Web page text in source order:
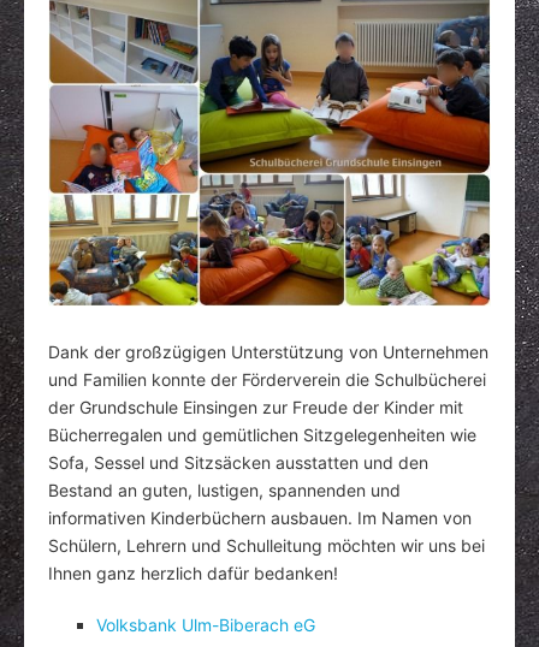
Dank der großzügigen Unterstützung von Unternehmen
und Familien konnte der Förderverein die Schulbücherei
der Grundschule Einsingen zur Freude der Kinder mit
Bücherregalen und gemütlichen Sitzgelegenheiten wie
Sofa, Sessel und Sitzsäcken ausstatten und den
Bestand an guten, lustigen, spannenden und
informativen Kinderbüchern ausbauen. Im Namen von
Schülern, Lehrern und Schulleitung möchten wir uns bei
Ihnen ganz herzlich dafür bedanken!
Volksbank Ulm-Biberach eG